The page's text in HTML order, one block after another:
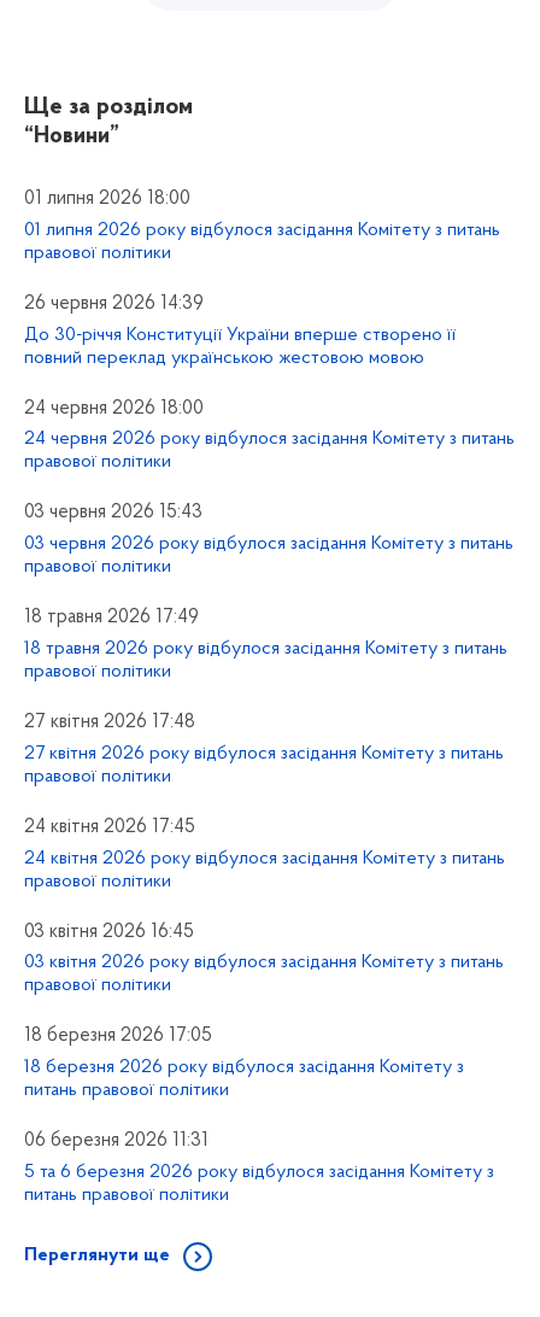
Ще за розділом
“Новини”
01 липня 2026 18:00
01 липня 2026 року відбулося засідання Комітету з питань
правової політики
26 червня 2026 14:39
До 30-річчя Конституції України вперше створено її
повний переклад українською жестовою мовою
24 червня 2026 18:00
24 червня 2026 року відбулося засідання Комітету з питань
правової політики
03 червня 2026 15:43
03 червня 2026 року відбулося засідання Комітету з питань
правової політики
18 травня 2026 17:49
18 травня 2026 року відбулося засідання Комітету з питань
правової політики
27 квітня 2026 17:48
27 квітня 2026 року відбулося засідання Комітету з питань
правової політики
24 квітня 2026 17:45
24 квітня 2026 року відбулося засідання Комітету з питань
правової політики
03 квітня 2026 16:45
03 квітня 2026 року відбулося засідання Комітету з питань
правової політики
18 березня 2026 17:05
18 березня 2026 року відбулося засідання Комітету з
питань правової політики
06 березня 2026 11:31
5 та 6 березня 2026 року відбулося засідання Комітету з
питань правової політики
Переглянути ще